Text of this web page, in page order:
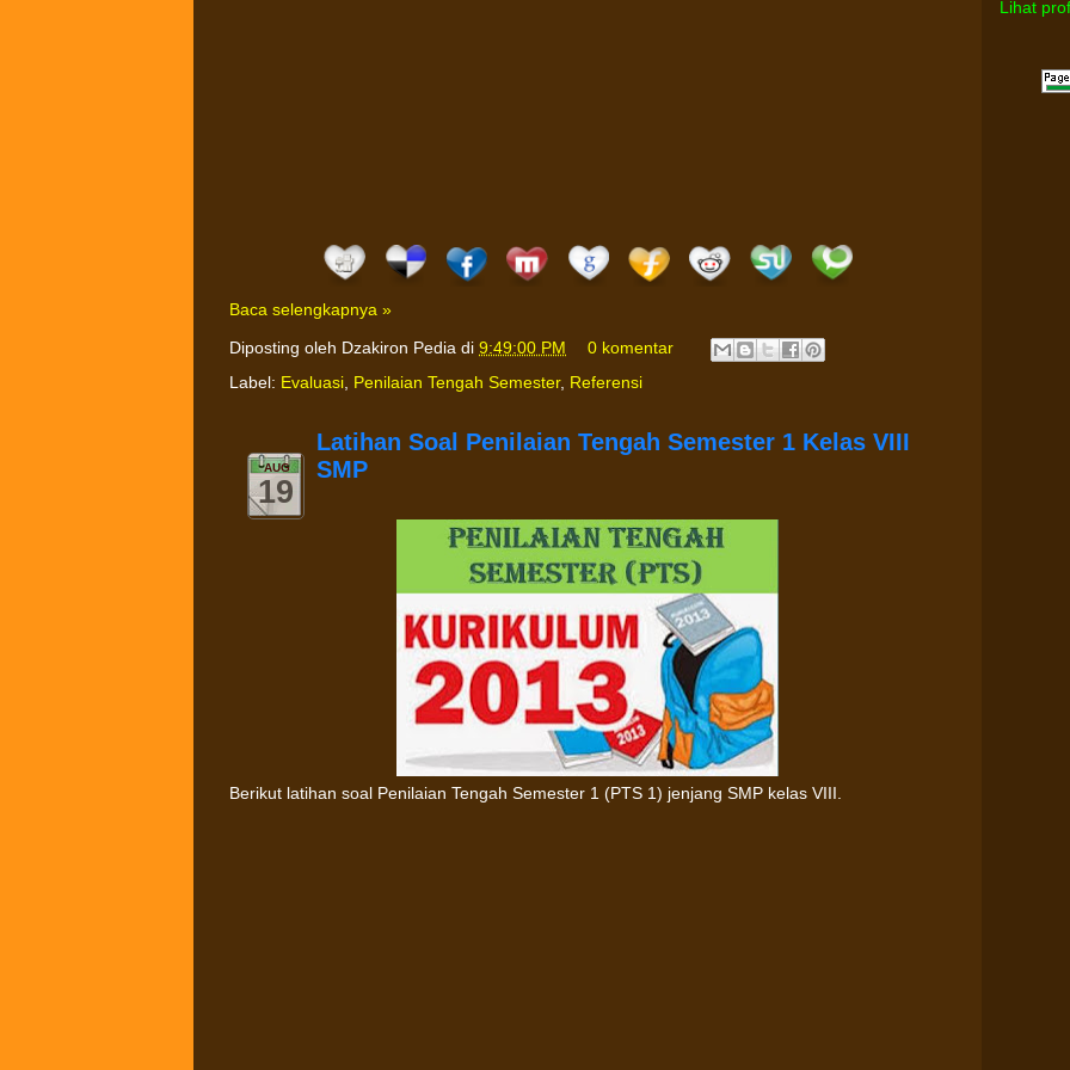
Baca selengkapnya »
Diposting oleh Dzakiron Pedia di 9:49:00 PM
0 komentar
Label: Evaluasi, Penilaian Tengah Semester, Referensi
AUG
19
Latihan Soal Penilaian Tengah Semester 1 Kelas VIII
SMP
Berikut latihan soal Penilaian Tengah Semester 1 (PTS 1) jenjang SMP kelas VIII.
Lihat